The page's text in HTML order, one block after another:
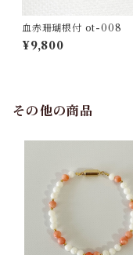
血赤珊瑚根付 ot-008
¥9,800
その他の商品